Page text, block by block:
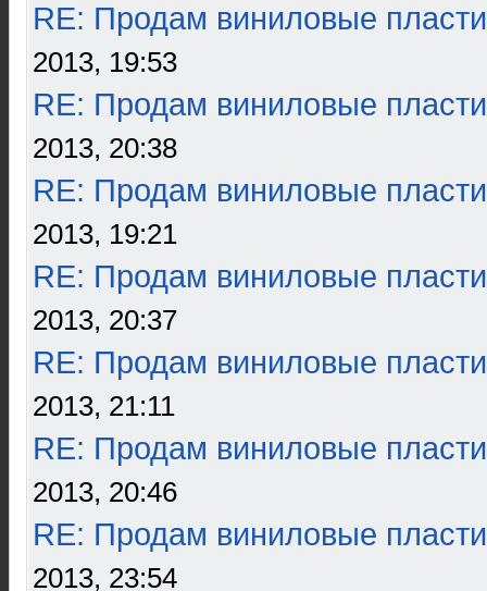
RE: Продам виниловые
2013, 19:53
RE: Продам виниловые
2013, 20:38
RE: Продам виниловые
2013, 19:21
RE: Продам виниловые
2013, 20:37
RE: Продам виниловые
2013, 21:11
RE: Продам виниловые
2013, 20:46
RE: Продам виниловые
2013, 23:54